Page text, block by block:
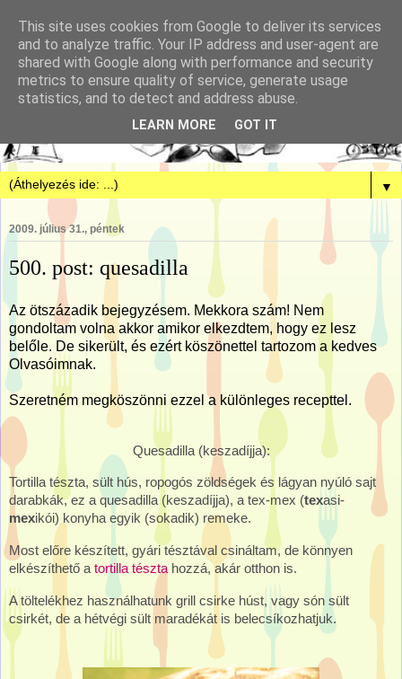
▼
2009. július 31., péntek
500. post: quesadilla
Az ötszázadik bejegyzésem. Mekkora szám! Nem
gondoltam volna akkor amikor elkezdtem, hogy ez lesz
belőle. De sikerült, és ezért köszönettel tartozom a kedves
Olvasóimnak.
Szeretném megköszönni ezzel a különleges recepttel.
Quesadilla (keszadíjja):
Tortilla tészta, sült hús, ropogós zöldségek és lágyan nyúló sajt
darabkák, ez a quesadilla (keszadíjja), a tex-mex (texasi-
mexikói) konyha egyik (sokadik) remeke.
Most előre készített, gyári tésztával csináltam, de könnyen
elkészíthető atortilla tésztahozzá, akár otthon is.
A töltelékhez használhatunk grill csirke húst, vagy són sült
csirkét, de a hétvégi sült maradékát is belecsíkozhatjuk.
This site uses cookies from Google to deliver its services
and to analyze traffic. Your IP address and user-agent are
shared with Google along with performance and security
metrics to ensure quality of service, generate usage
statistics, and to detect and address abuse.
LEARN MORE GOT IT